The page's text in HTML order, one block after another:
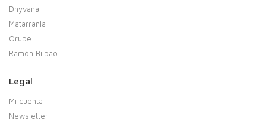
Dhyvana
Matarrania
Orube
Ramón Bilbao
Legal
Mi cuenta
Newsletter